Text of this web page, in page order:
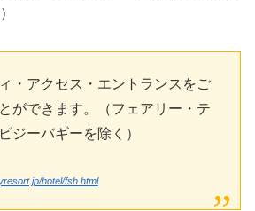
・アクセス・エントランスをご
ができます。（フェアリー・テ
ジーバギーを除く）
hotel/fsh.html